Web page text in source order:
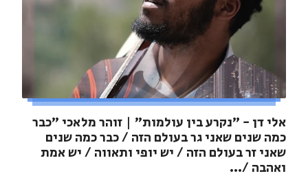
אלי דן - "נקרע בין עולמות" | זוהר מלאכי "כבר
כמה שנים שאני גר בעולם הזה / כבר כמה שנים
שאני זר בעולם הזה / יש יופי ותאווה / יש אמת
ואהבה /...